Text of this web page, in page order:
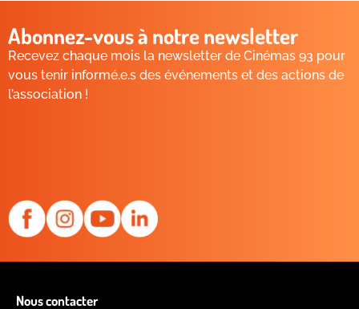
Abonnez-vous à notre newsletter
Recevez chaque mois la newsletter de Cinémas 93 pour
vous tenir informé.e.s des événements et des actions de
l’association !
Nous contacter